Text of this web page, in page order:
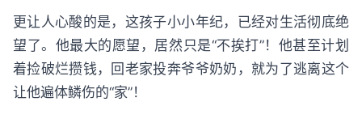
更让人心酸的是，这孩子小小年纪，已经对生活彻底绝
望了。他最大的愿望，居然只是“不挨打”！他甚至计划
着捡破烂攒钱，回老家投奔爷爷奶奶，就为了逃离这个
让他遍体鳞伤的“家”！